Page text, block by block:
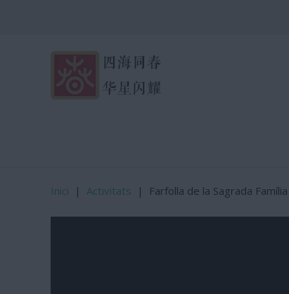
Inici | Activitats | Farfolla de la Sagrada Família